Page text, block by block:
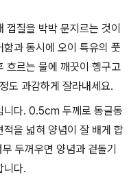
질을 박박 문지르는 것이
과 동시에 오이 특유의 풋
흐르는 물에 깨끗이 헹구고
도 과감하게 잘라내세요.
니다. 0.5cm 두께로 동글동
을 넓혀 양념이 잘 배게 합
두꺼우면 양념과 겉돌기
니다.